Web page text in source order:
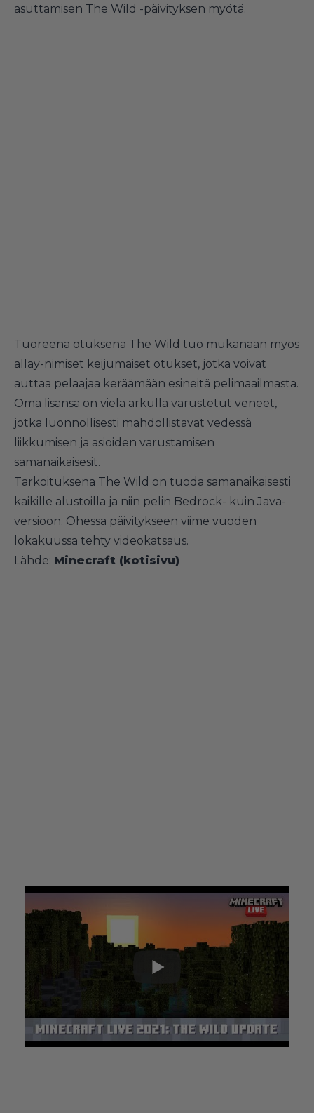
asuttamisen The Wild -päivityksen myötä.
Tuoreena otuksena The Wild tuo mukanaan myös
allay-nimiset keijumaiset otukset, jotka voivat
auttaa pelaajaa keräämään esineitä pelimaailmasta.
Oma lisänsä on vielä arkulla varustetut veneet,
jotka luonnollisesti mahdollistavat vedessä
liikkumisen ja asioiden varustamisen
samanaikaisesit.
Tarkoituksena The Wild on tuoda samanaikaisesti
kaikille alustoilla ja niin pelin Bedrock- kuin Java-
versioon. Ohessa päivitykseen viime vuoden
lokakuussa tehty videokatsaus.
Lähde: Minecraft (kotisivu)